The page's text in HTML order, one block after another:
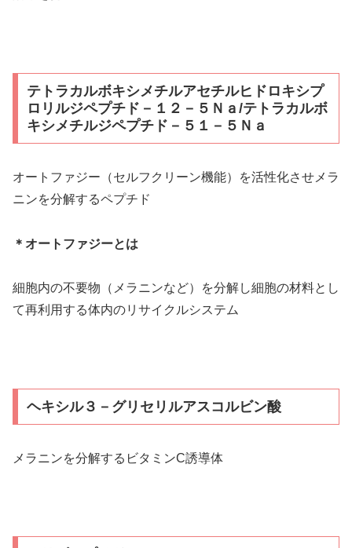
テトラカルボキシメチルアセチルヒドロキシプ
ロリルジペプチド－１２－５Ｎａ/テトラカルボ
キシメチルジペプチド－５１－５Ｎａ
オートファジー（セルフクリーン機能）を活性化させメラ
ニンを分解するペプチド
＊オートファジーとは
細胞内の不要物（メラニンなど）を分解し細胞の材料とし
て再利用する体内のリサイクルシステム
ヘキシル３－グリセリルアスコルビン酸
メラニンを分解するビタミンC誘導体